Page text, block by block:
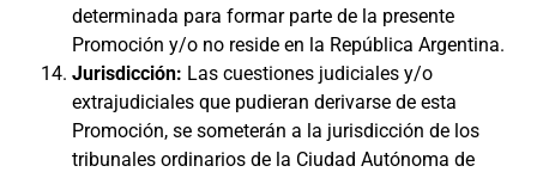
determinada para formar parte de la presente
Promoción y/o no reside en la República Argentina.
Jurisdicción: Las cuestiones judiciales y/o
extrajudiciales que pudieran derivarse de esta
Promoción, se someterán a la jurisdicción de los
tribunales ordinarios de la Ciudad Autónoma de